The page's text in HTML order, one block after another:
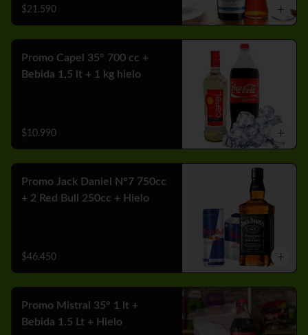
$21.590
Promo Capel 35° 700 cc +
Bebida 1,5 lt + 1 kg hielo
$10.990
Promo Jack Daniel N°7 750cc
+ 2 Red Bull 250cc + Hielo
$46.450
Promo Mistral 35° 1 lt +
Bebida 1.5 Lt + Hielo